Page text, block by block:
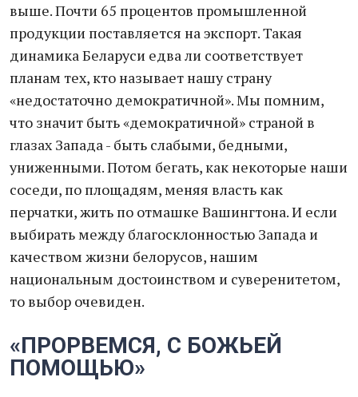
выше. Почти 65 процентов промышленной
продукции поставляется на экспорт. Такая
динамика Беларуси едва ли соответствует
планам тех, кто называет нашу страну
«недостаточно демократичной». Мы помним,
что значит быть «демократичной» страной в
глазах Запада - быть слабыми, бедными,
униженными. Потом бегать, как некоторые наши
соседи, по площадям, меняя власть как
перчатки, жить по отмашке Вашингтона. И если
выбирать между благосклонностью Запада и
качеством жизни белорусов, нашим
национальным достоинством и суверенитетом,
то выбор очевиден.
«ПРОРВЕМСЯ, С БОЖЬЕЙ
ПОМОЩЬЮ»